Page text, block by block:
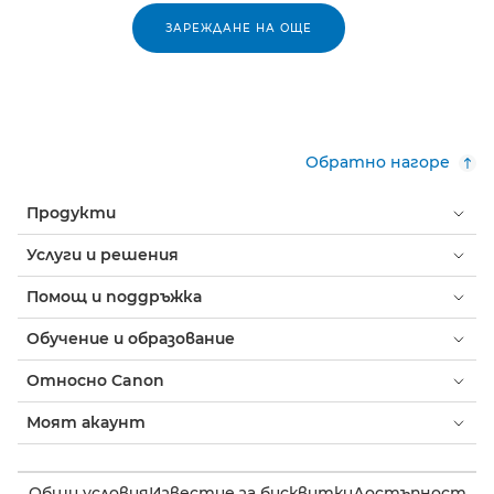
ЗАРЕЖДАНЕ НА ОЩЕ
Обратно нагоре
Продукти
Услуги и решения
Помощ и поддръжка
Обучение и образование
Относно Canon
Моят акаунт